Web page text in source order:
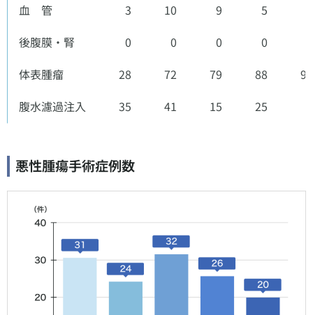
血 管
3 10 9 5
後腹膜・腎
0 0 0 0
体表腫瘤
28 72 79 88
91
腹水濾過注入
35 41 15 25
悪性腫瘍手術症例数